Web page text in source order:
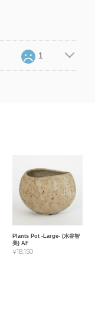
1
Plants Pot -Large- (水谷智
美) AF
¥18,150